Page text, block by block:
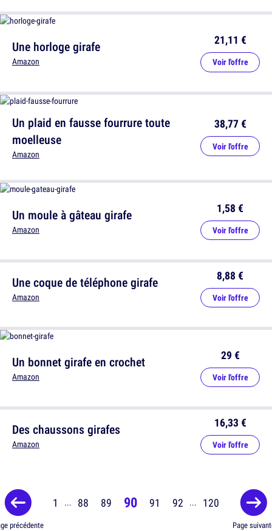
Un plaid en fausse fourrure toute
moelleuse
Amazon
38,77 €
Voir l'offre
Une coque de téléphone girafe
Amazon
8,88 €
Voir l'offre
Des chaussons girafes
Amazon
16,33 €
Voir l'offre
Une horloge girafe
Amazon
21,11 €
Voir l'offre
Un moule à gâteau girafe
Amazon
1,58 €
Voir l'offre
Un bonnet girafe en crochet
Amazon
29 €
Voir l'offre
précédente
1 ... 88 89 90 91 92 ... 120
Page